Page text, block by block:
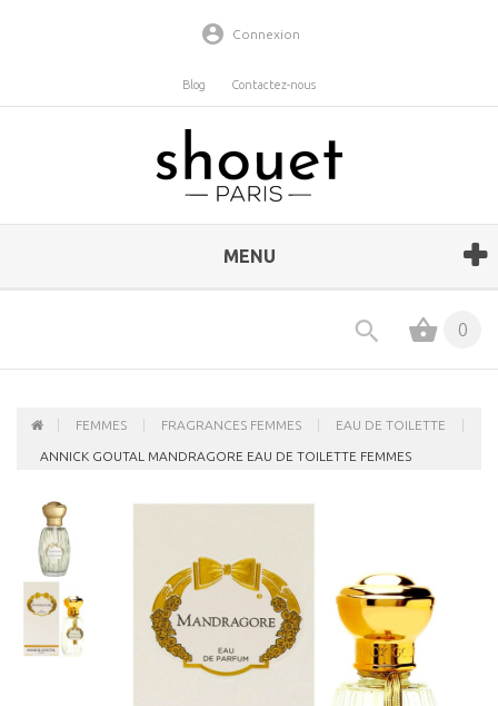
Connexion
Blog Contactez-nous
MENU
0
FEMMES FRAGRANCES FEMMES EAU DE TOILETTE
ANNICK GOUTAL MANDRAGORE EAU DE TOILETTE FEMMES